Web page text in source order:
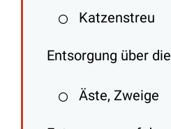
Katzenstreu
Entsorgung über die
Äste, Zweige